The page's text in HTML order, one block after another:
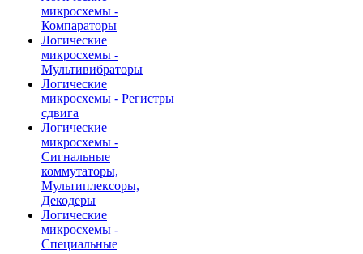
микросхемы -
Компараторы
Логические
микросхемы -
Мультивибраторы
Логические
микросхемы - Регистры
сдвига
Логические
микросхемы -
Сигнальные
коммутаторы,
Мультиплексоры,
Декодеры
Логические
микросхемы -
Специальные